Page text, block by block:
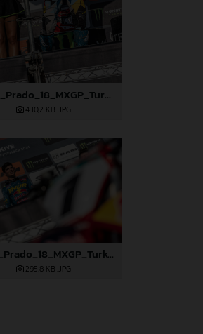
91620_Prado_18_MXGP_Turkey_2024_22A4845
430,2 KB .JPG
91627_Prado_18_MXGP_Turkey_2024_22A5046
295,8 KB .JPG